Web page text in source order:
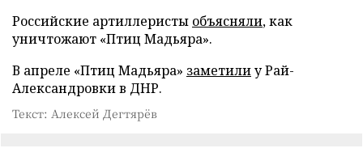
Российские артиллеристы объясняли, как
уничтожают «Птиц Мадьяра».
В апреле «Птиц Мадьяра» заметилиу Рай-
Александровки в ДНР.
Текст: Алексей Дегтярёв